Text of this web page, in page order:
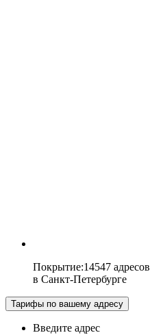
Покрытие:14547 адресов
в Санкт-Петербурге
Тарифы по вашему адресу
Введите адрес